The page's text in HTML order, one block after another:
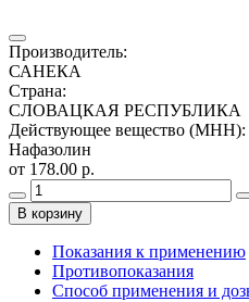
Производитель:
САНЕКА
Страна:
СЛОВАЦКАЯ РЕСПУБЛИКА
Действующее вещество (МНН):
Нафазолин
от 178.00 р.
В корзину
Показания к применению
Противопоказания
Способ применения и